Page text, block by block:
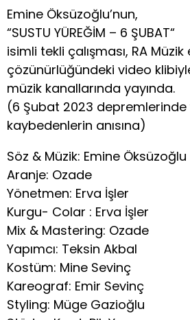
Emine Öksüzoğlu’nun,
“SUSTU YÜREĞİM – 6 ŞUBAT“
isimli tekli çalışması, RA
çözünürlüğündeki video
müzik kanallarında yayında.
(6 Şubat 2023 depremlerinde
kaybedenlerin anısına)
Söz & Müzik: Emine Öksüzoğlu
Aranje: Ozade
Yönetmen: Erva İşler
Kurgu- Colar : Erva İşler
Mix & Mastering: Ozade
Yapımcı: Teksin Akbal
Kostüm: Mine Sevinç
Kareograf: Emir Sevinç
Styling: Müge Gazioğlu